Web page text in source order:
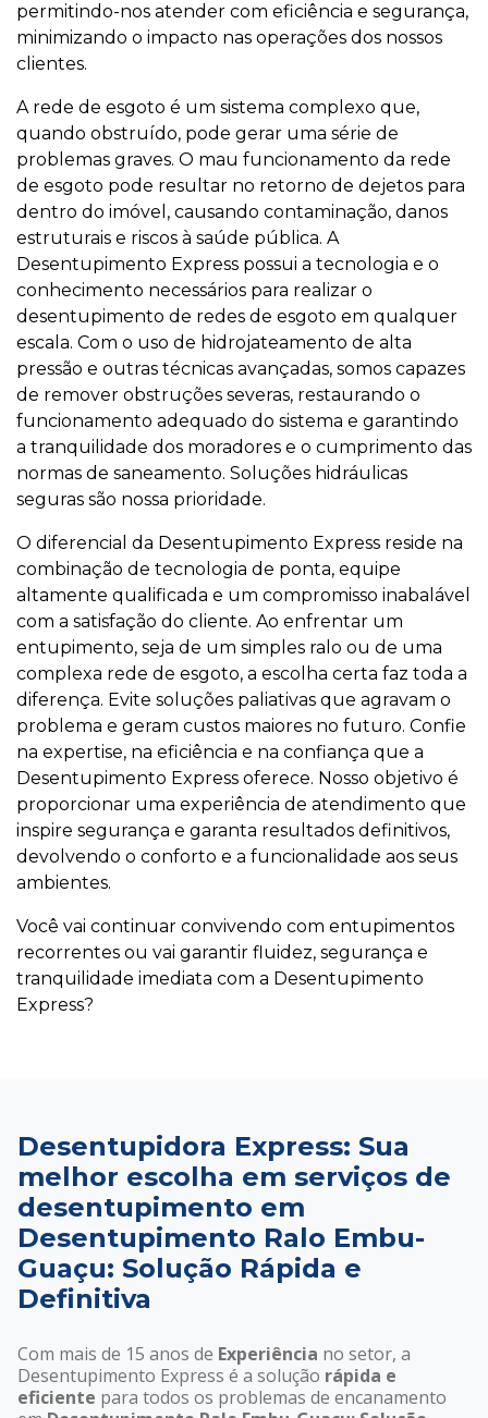
permitindo-nos atender com eficiência e segurança,
minimizando o impacto nas operações dos nossos
clientes.
A rede de esgoto é um sistema complexo que,
quando obstruído, pode gerar uma série de
problemas graves. O mau funcionamento da rede
de esgoto pode resultar no retorno de dejetos para
dentro do imóvel, causando contaminação, danos
estruturais e riscos à saúde pública. A
Desentupimento Express possui a tecnologia e o
conhecimento necessários para realizar o
desentupimento de redes de esgoto em qualquer
escala. Com o uso de hidrojateamento de alta
pressão e outras técnicas avançadas, somos capazes
de remover obstruções severas, restaurando o
funcionamento adequado do sistema e garantindo
a tranquilidade dos moradores e o cumprimento das
normas de saneamento. Soluções hidráulicas
seguras são nossa prioridade.
O diferencial da Desentupimento Express reside na
combinação de tecnologia de ponta, equipe
altamente qualificada e um compromisso inabalável
com a satisfação do cliente. Ao enfrentar um
entupimento, seja de um simples ralo ou de uma
complexa rede de esgoto, a escolha certa faz toda a
diferença. Evite soluções paliativas que agravam o
problema e geram custos maiores no futuro. Confie
na expertise, na eficiência e na confiança que a
Desentupimento Express oferece. Nosso objetivo é
proporcionar uma experiência de atendimento que
inspire segurança e garanta resultados definitivos,
devolvendo o conforto e a funcionalidade aos seus
ambientes.
Você vai continuar convivendo com entupimentos
recorrentes ou vai garantir fluidez, segurança e
tranquilidade imediata com a Desentupimento
Express?
Desentupidora Express: Sua
melhor escolha em serviços de
desentupimento em
Desentupimento Ralo Embu-
Guaçu: Solução Rápida e
Definitiva
Com mais de 15 anos de Experiência no setor, a
Desentupimento Express é a solução rápida e
eficiente para todos os problemas de encanamento